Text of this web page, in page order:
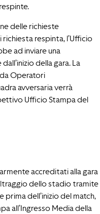
delle richieste
richiesta respinta, l’Ufficio
ad inviare una
della gara. La
Operatori
avversaria verrà
Ufficio Stampa del
accreditati alla gara
dello stadio tramite
prima dell’inizio del match,
all’Ingresso Media della